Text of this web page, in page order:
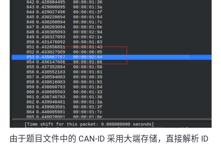
由于题目文件中的 CAN-ID 采用大端存储，直接解析 ID